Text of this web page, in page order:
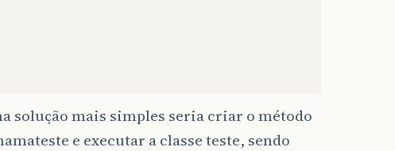
solução mais simples seria criar o método
e executar a classe teste, sendo